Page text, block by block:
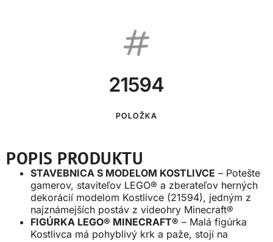
21594
POLOŽKA
POPIS PRODUKTU
STAVEBNICA S MODELOM KOSTLIVCE – Potešte
gamerov, staviteľov LEGO® a zberateľov herných
dekorácií modelom Kostlivce (21594), jedným z
najznámejších postáv z videohry Minecraft®
FIGÚRKA LEGO® MINECRAFT® – Malá figúrka
Kostlivca má pohyblivý krk a paže, stojí na